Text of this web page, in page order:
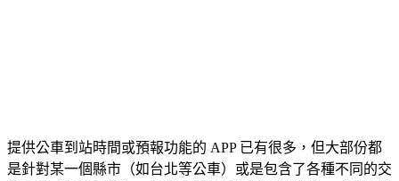
提供公車到站時間或預報功能的 APP 已有很多，但大部份都
是針對某一個縣市（如台北等公車）或是包含了各種不同的交